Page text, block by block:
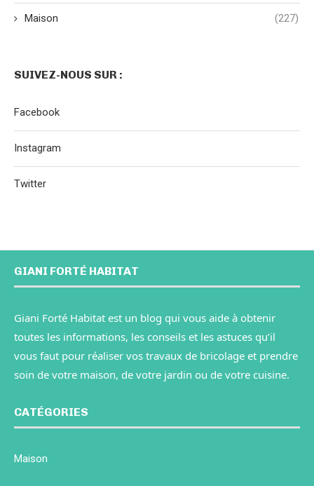
Maison (227)
SUIVEZ-NOUS SUR :
Facebook
Instagram
Twitter
GIANI FORTÉ HABITAT
Giani Forté Habitat est un blog qui vous aide à obtenir
toutes les informations, les conseils et les astuces qu’il
vous faut pour réaliser vos travaux de bricolage et prendre
soin de votre maison, de votre jardin ou de votre cuisine.
CATÉGORIES
Maison